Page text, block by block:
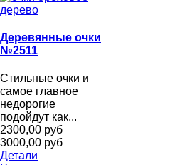
Деревянные очки
№2511
Стильные очки и
самое главное
недорогие
подойдут как...
2300,00 руб
3000,00 руб
Детали